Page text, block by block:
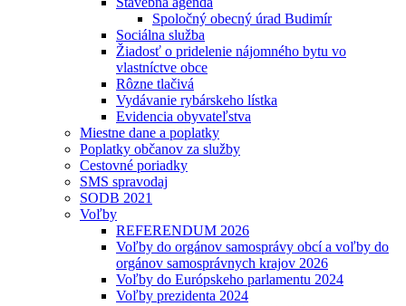
Spoločný obecný úrad Budimír
Sociálna služba
Žiadosť o pridelenie nájomného bytu vo
vlastníctve obce
Rôzne tlačivá
Vydávanie rybárskeho lístka
Evidencia obyvateľstva
Miestne dane a poplatky
Poplatky občanov za služby
Cestovné poriadky
SMS spravodaj
SODB 2021
Voľby
REFERENDUM 2026
Voľby do orgánov samosprávy obcí a voľby do
orgánov samosprávnych krajov 2026
Voľby do Európskeho parlamentu 2024
Voľby prezidenta 2024